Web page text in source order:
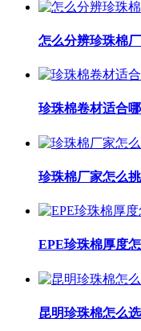
怎么分辨珍珠棉
珍珠棉卷材适合
珍珠棉厂家怎么
EPE珍珠棉厚度
昆明珍珠棉怎么